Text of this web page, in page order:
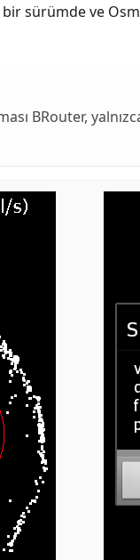
bir sürümde ve
BRouter,